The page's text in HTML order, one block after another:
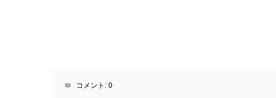
コメント: 0